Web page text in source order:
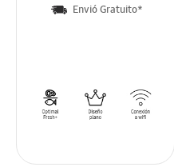
Envió Gratuito*